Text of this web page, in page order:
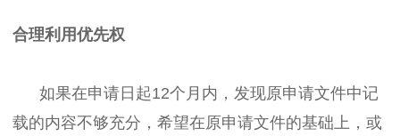
合理利用优先权
如果在申请日起12个月内，发现原申请文件中记
载的内容不够充分，希望在原申请文件的基础上，或